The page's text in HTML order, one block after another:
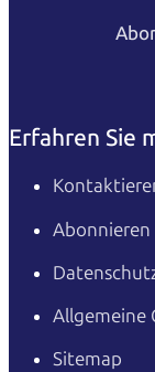
Erfahren Sie
Abonnieren
Allgemeine
Sitemap